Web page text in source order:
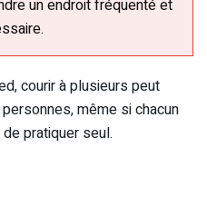
un endroit fréquenté et
courir à plusieurs peut
même si chacun
pratiquer seul.